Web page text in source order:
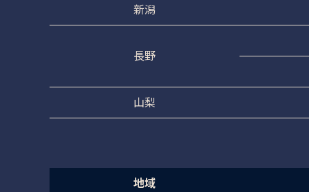
新潟
長野
山梨
地域